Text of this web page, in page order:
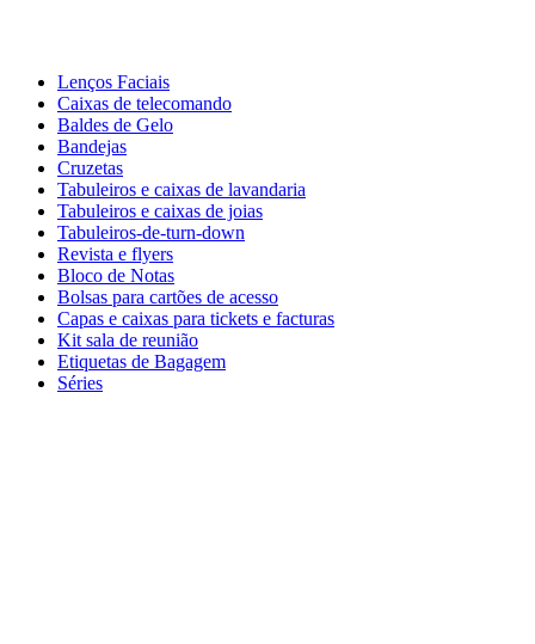
Lenços Faciais
Caixas de telecomando
Baldes de Gelo
Bandejas
Cruzetas
Tabuleiros e caixas de lavandaria
Tabuleiros e caixas de joias
Tabuleiros-de-turn-down
Revista e flyers
Bloco de Notas
Bolsas para cartões de acesso
Capas e caixas para tickets e facturas
Kit sala de reunião
Etiquetas de Bagagem
Séries